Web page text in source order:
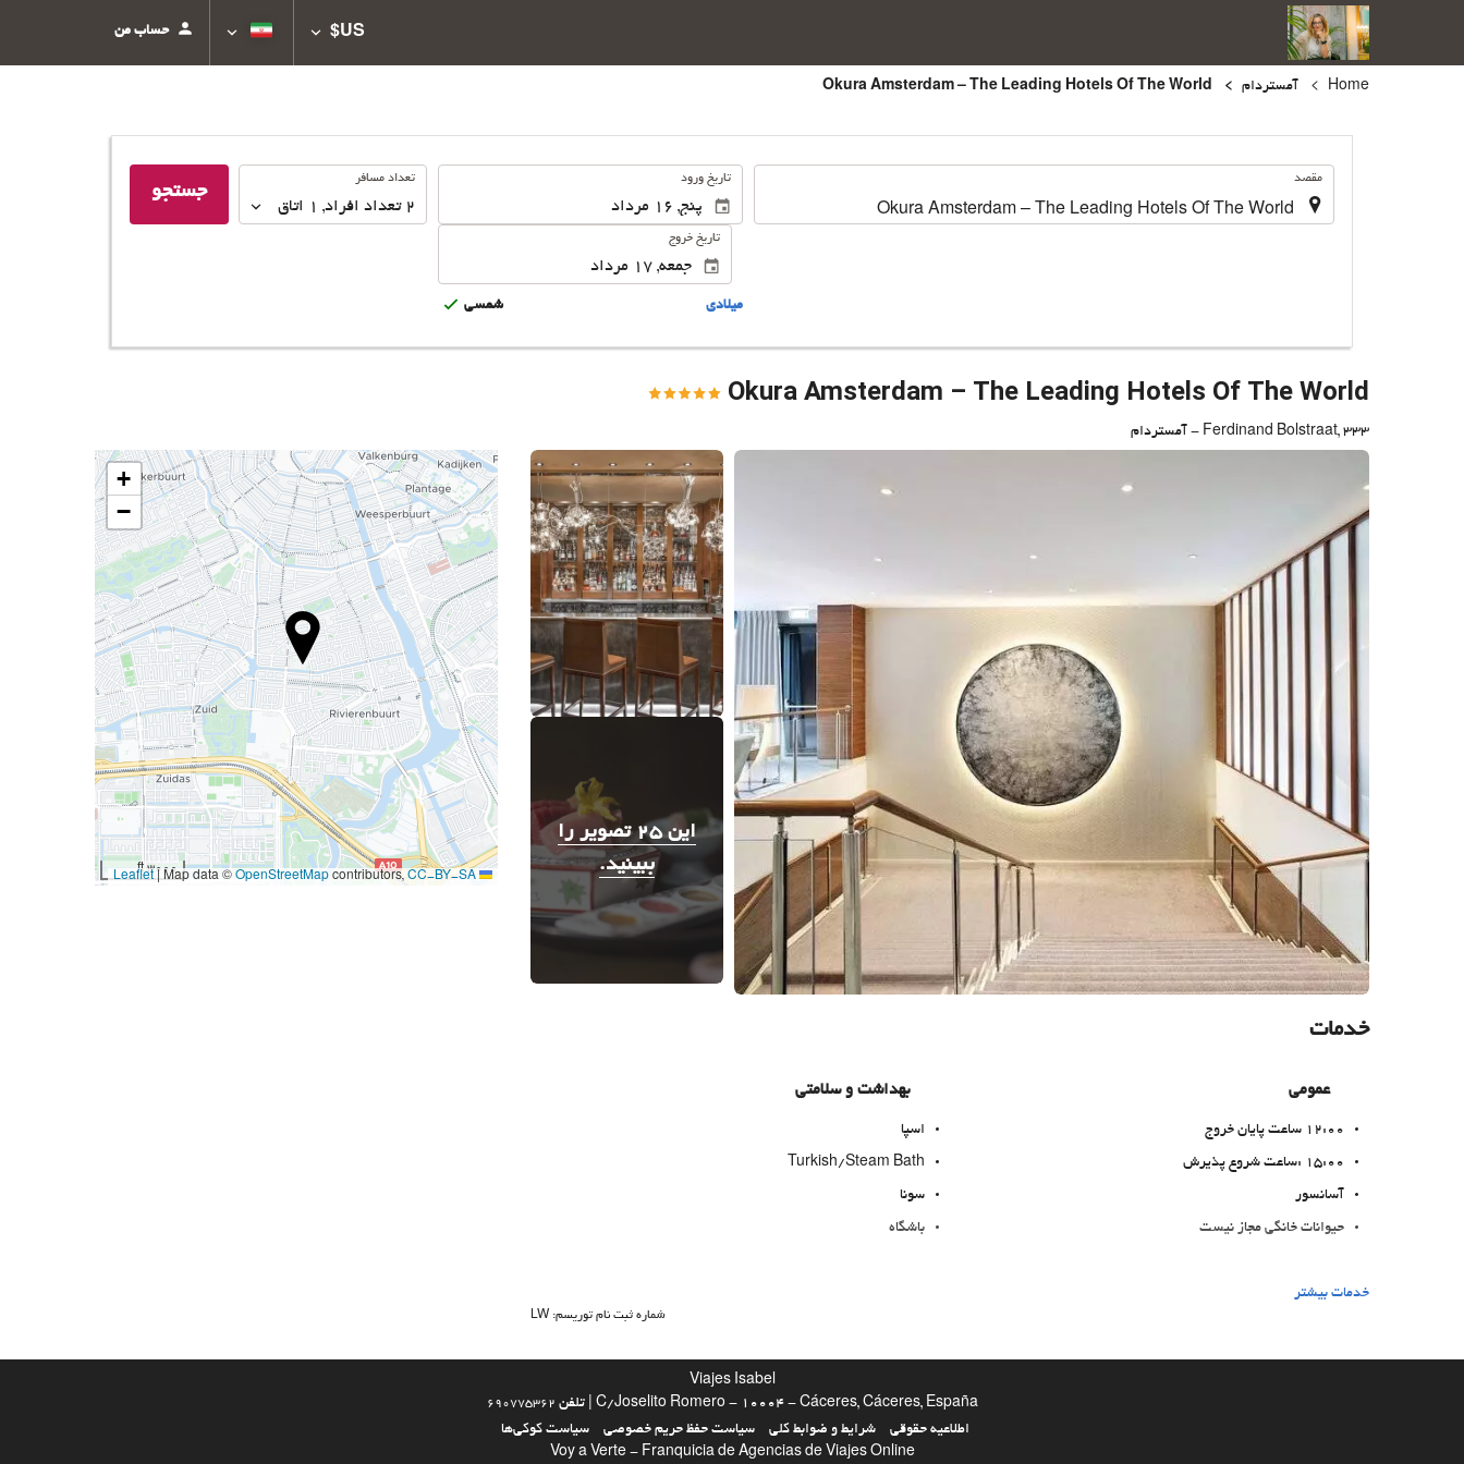
US$ حساب من
Home آمستردام
مقصد تاریخ ورود
تاریخ خروج
ميلادى شمسى
تعداد
تعداد مسافر
2 تعداد افراد ,
1 اتاق
جستجو
Okura Amsterdam – The Leading Hotels Of The World
Ferdinand Bolstraat, 333 - آمستردام
این 25 تصویر را
ببینید.
این 25 تصویر را ببینید.
خدمات
عمومی
12:00 ساعت پایان خروج
15:00 :ساعت شروع پذیرش
آسانسور
حیوانات خانگی مجاز نیست
بهداشت و سلامتی
اسپا
Turkish/Steam Bath
سونا
باشگاه
غذا و نوشیدنی
بار انبار چمدان
اینترنت
خدمات بیشتر
شماره ثبت نام توریسم: LW
+
−
3000 ft
|Map data © OpenStreetMap contributors, CC-BY-SA
Viajes Isabel
C/Joselito Romero - 10004 - Cáceres, Cáceres, España | تلفن
690775362
اطلاعیه حقوقی شرایط و ضوابط کلی سیاست حفظ حریم خصوصی
سیاست کوکی‌ها
Voy a Verte - Franquicia de Agencias de Viajes Online